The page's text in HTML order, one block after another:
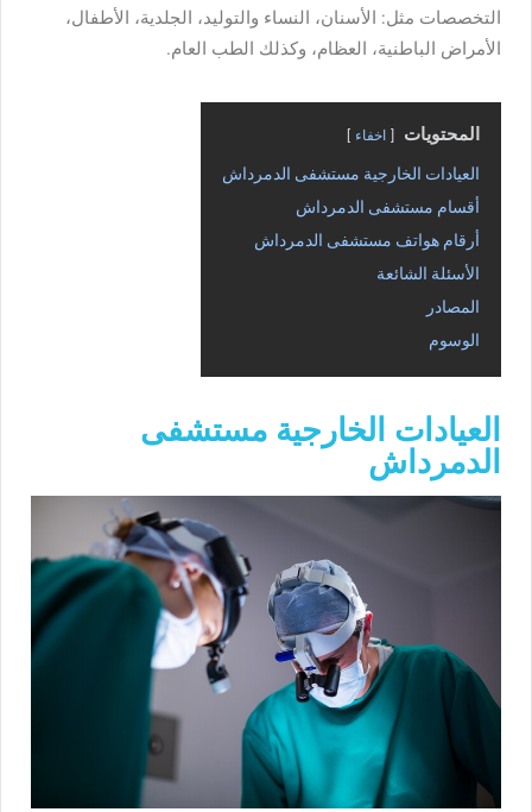
التخصصات مثل: الأسنان، النساء والتوليد، الجلدية، الأطفال،
الأمراض الباطنية، العظام، وكذلك الطب العام.
المحتويات اخفاء
العيادات الخارجية مستشفى الدمرداش
أقسام مستشفى الدمرداش
أرقام هواتف مستشفى الدمرداش
الأسئلة الشائعة
المصادر
الوسوم
العيادات الخارجية مستشفى
الدمرداش